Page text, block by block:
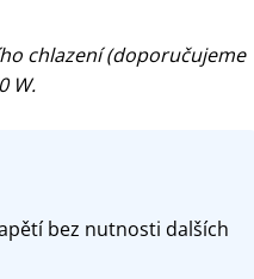
chlazení (doporučujeme
W.
bez nutnosti dalších